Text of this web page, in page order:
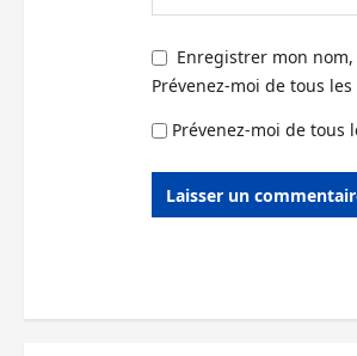
Enregistrer mon
Prévenez-moi de tous
Prévenez-moi de tous